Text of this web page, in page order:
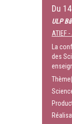
Du
ULP
ATIEF
La
des